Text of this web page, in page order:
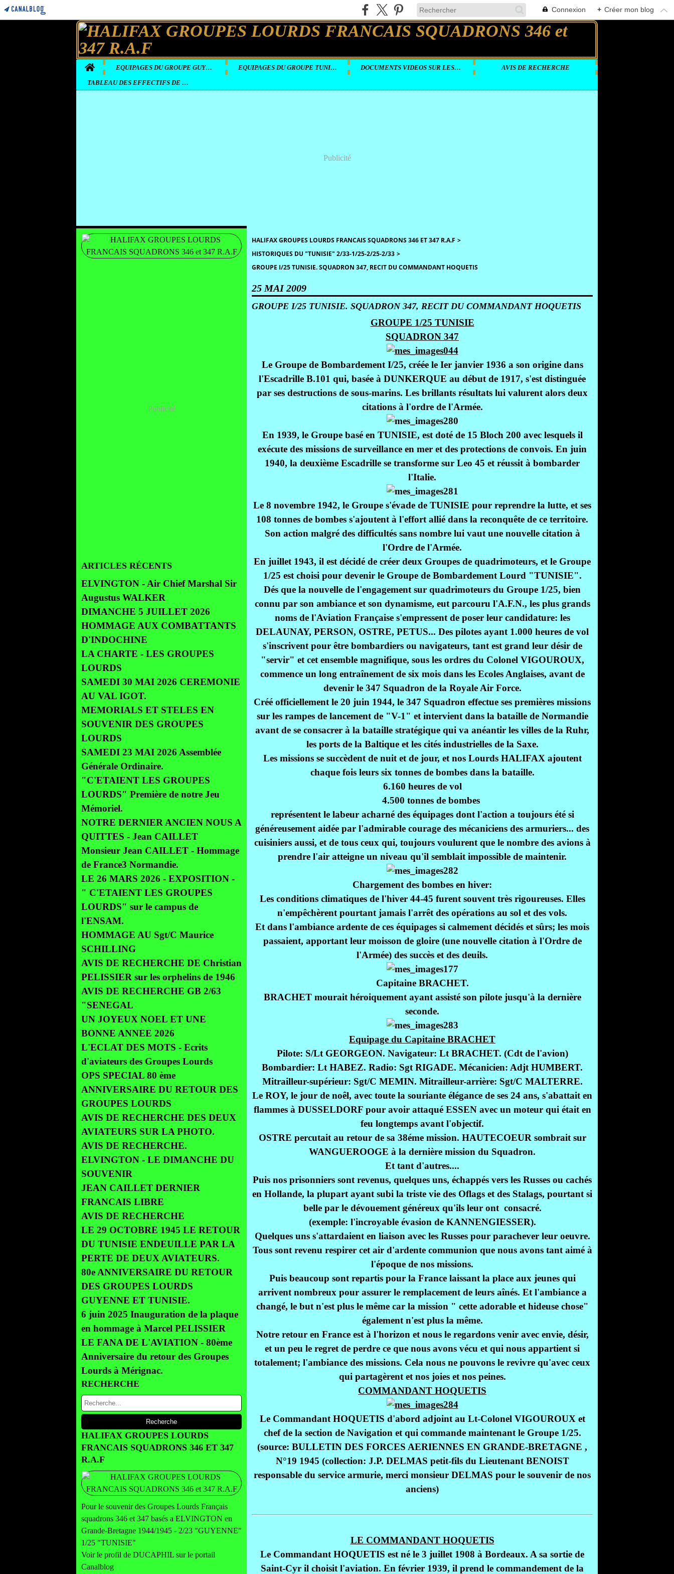
Connexion + Créer mon blog
Home
EQUIPAGES DU GROUPE GUYENNE EQUIPAGES DU GROUPE TUNISIE DOCUMENTS VIDEOS SUR LES GROUPES LOURDS
AVIS DE RECHERCHE
TABLEAU DES EFFECTIFS DE LA BASE D'ELVINGTON
Publicité
Publicité
ARTICLES RÉCENTS
ELVINGTON - Air Chief Marshal Sir
Augustus WALKER
DIMANCHE 5 JUILLET 2026
HOMMAGE AUX COMBATTANTS
D'INDOCHINE
LA CHARTE - LES GROUPES
LOURDS
SAMEDI 30 MAI 2026 CEREMONIE
AU VAL IGOT.
MEMORIALS ET STELES EN
SOUVENIR DES GROUPES
LOURDS
SAMEDI 23 MAI 2026 Assemblée
Générale Ordinaire.
"C'ETAIENT LES GROUPES
LOURDS" Première de notre Jeu
Mémoriel.
NOTRE DERNIER ANCIEN NOUS A
QUITTES - Jean CAILLET
Monsieur Jean CAILLET - Hommage
de France3 Normandie.
LE 26 MARS 2026 - EXPOSITION -
" C'ETAIENT LES GROUPES
LOURDS" sur le campus de
l'ENSAM.
HOMMAGE AU Sgt/C Maurice
SCHILLING
AVIS DE RECHERCHE DE Christian
PELISSIER sur les orphelins de 1946
AVIS DE RECHERCHE GB 2/63
"SENEGAL
UN JOYEUX NOEL ET UNE
BONNE ANNEE 2026
L'ECLAT DES MOTS - Ecrits
d'aviateurs des Groupes Lourds
OPS SPECIAL 80 ème
ANNIVERSAIRE DU RETOUR DES
GROUPES LOURDS
AVIS DE RECHERCHE DES DEUX
AVIATEURS SUR LA PHOTO.
AVIS DE RECHERCHE.
ELVINGTON - LE DIMANCHE DU
SOUVENIR
JEAN CAILLET DERNIER
FRANCAIS LIBRE
AVIS DE RECHERCHE
LE 29 OCTOBRE 1945 LE RETOUR
DU TUNISIE ENDEUILLE PAR LA
PERTE DE DEUX AVIATEURS.
80e ANNIVERSAIRE DU RETOUR
DES GROUPES LOURDS
GUYENNE ET TUNISIE.
6 juin 2025 Inauguration de la plaque
en hommage à Marcel PELISSIER
LE FANA DE L'AVIATION - 80ème
Anniversaire du retour des Groupes
Lourds à Mérignac.
RECHERCHE
HALIFAX GROUPES LOURDS
FRANCAIS SQUADRONS 346 ET 347
R.A.F
Pour le souvenir des Groupes Lourds Français
squadrons 346 et 347 basés a ELVINGTON en
Grande-Bretagne 1944/1945 - 2/23 "GUYENNE"
1/25 "TUNISIE"
Voir le profil de DUCAPHIL sur le portail
Canalblog
HALIFAX GROUPES LOURDS FRANCAIS SQUADRONS 346 ET 347 R.A.F >
HISTORIQUES DU "TUNISIE" 2/33-1/25-2/25-2/33 >
GROUPE I/25 TUNISIE. SQUADRON 347, RECIT DU COMMANDANT HOQUETIS
25 MAI 2009
GROUPE I/25 TUNISIE. SQUADRON 347, RECIT DU COMMANDANT HOQUETIS
GROUPE 1/25 TUNISIE
SQUADRON 347
Le Groupe de Bombardement I/25, créée le Ier janvier 1936 a son origine dans
l'Escadrille B.101 qui, basée à DUNKERQUE au début de 1917, s'est distinguée
par ses destructions de sous-marins. Les brillants résultats lui valurent alors deux
citations à l'ordre de l'Armée.
En 1939, le Groupe basé en TUNISIE, est doté de 15 Bloch 200 avec lesquels il
exécute des missions de surveillance en mer et des protections de convois. En juin
1940, la deuxième Escadrille se transforme sur Leo 45 et réussit à bombarder
l'Italie.
Le 8 novembre 1942, le Groupe s'évade de TUNISIE pour reprendre la lutte, et ses
108 tonnes de bombes s'ajoutent à l'effort allié dans la reconquête de ce territoire.
Son action malgré des difficultés sans nombre lui vaut une nouvelle citation à
l'Ordre de l'Armée.
En juillet 1943, il est décidé de créer deux Groupes de quadrimoteurs, et le Groupe
1/25 est choisi pour devenir le Groupe de Bombardement Lourd "TUNISIE".
Dés que la nouvelle de l'engagement sur quadrimoteurs du Groupe 1/25, bien
connu par son ambiance et son dynamisme, eut parcouru l'A.F.N., les plus grands
noms de l'Aviation Française s'empressent de poser leur candidature: les
DELAUNAY, PERSON, OSTRE, PETUS... Des pilotes ayant 1.000 heures de vol
s'inscrivent pour être bombardiers ou navigateurs, tant est grand leur désir de
"servir" et cet ensemble magnifique, sous les ordres du Colonel VIGOUROUX,
commence un long entraînement de six mois dans les Ecoles Anglaises, avant de
devenir le 347 Squadron de la Royale Air Force.
Créé officiellement le 20 juin 1944, le 347 Squadron effectue ses premières missions
sur les rampes de lancement de "V-1" et intervient dans la bataille de Normandie
avant de se consacrer à la bataille stratégique qui va anéantir les villes de la Ruhr,
les ports de la Baltique et les cités industrielles de la Saxe.
Les missions se succèdent de nuit et de jour, et nos Lourds HALIFAX ajoutent
chaque fois leurs six tonnes de bombes dans la bataille.
6.160 heures de vol
4.500 tonnes de bombes
représentent le labeur acharné des équipages dont l'action a toujours été si
généreusement aidée par l'admirable courage des mécaniciens des armuriers... des
cuisiniers aussi, et de tous ceux qui, toujours voulurent que le nombre des avions à
prendre l'air atteigne un niveau qu'il semblait impossible de maintenir.
Chargement des bombes en hiver:
Les conditions climatiques de l'hiver 44-45 furent souvent très rigoureuses. Elles
n'empêchèrent pourtant jamais l'arrêt des opérations au sol et des vols.
Et dans l'ambiance ardente de ces équipages si calmement décidés et sûrs; les mois
passaient, apportant leur moisson de gloire (une nouvelle citation à l'Ordre de
l'Armée) des succès et des deuils.
Capitaine BRACHET.
BRACHET mourait héroiquement ayant assisté son pilote jusqu'à la dernière
seconde.
Equipage du Capitaine BRACHET
Pilote: S/Lt GEORGEON. Navigateur: Lt BRACHET. (Cdt de l'avion)
Bombardier: Lt HABEZ. Radio: Sgt RIGADE. Mécanicien: Adjt HUMBERT.
Mitrailleur-supérieur: Sgt/C MEMIN. Mitrailleur-arrière: Sgt/C MALTERRE.
Le ROY, le jour de noêl, avec toute la souriante élégance de ses 24 ans, s'abattait en
flammes à DUSSELDORF pour avoir attaqué ESSEN avec un moteur qui était en
feu longtemps avant l'objectif.
OSTRE percutait au retour de sa 38éme mission. HAUTECOEUR sombrait sur
WANGUEROOGE à la dernière mission du Squadron.
Et tant d'autres....
Puis nos prisonniers sont revenus, quelques uns, échappés vers les Russes ou cachés
en Hollande, la plupart ayant subi la triste vie des Oflags et des Stalags, pourtant si
belle par le dévouement généreux qu'ils leur ont consacré.
(exemple: l'incroyable évasion de KANNENGIESSER).
Quelques uns s'attardaient en liaison avec les Russes pour parachever leur oeuvre.
Tous sont revenu respirer cet air d'ardente communion que nous avons tant aimé à
l'époque de nos missions.
Puis beaucoup sont repartis pour la France laissant la place aux jeunes qui
arrivent nombreux pour assurer le remplacement de leurs aînés. Et l'ambiance a
changé, le but n'est plus le même car la mission " cette adorable et hideuse chose"
également n'est plus la même.
Notre retour en France est à l'horizon et nous le regardons venir avec envie, désir,
et un peu le regret de perdre ce que nous avons vécu et qui nous appartient si
totalement; l'ambiance des missions. Cela nous ne pouvons le revivre qu'avec ceux
qui partagèrent et nos joies et nos peines.
COMMANDANT HOQUETIS
Le Commandant HOQUETIS d'abord adjoint au Lt-Colonel VIGOUROUX et
chef de la section de Navigation et qui commande maintenant le Groupe 1/25.
(source: BULLETIN DES FORCES AERIENNES EN GRANDE-BRETAGNE ,
N°19 1945 (collection: J.P. DELMAS petit-fils du Lieutenant BENOIST
responsable du service armurie, merci monsieur DELMAS pour le souvenir de nos
anciens)
LE COMMANDANT HOQUETIS
Le Commandant HOQUETIS est né le 3 juillet 1908 à Bordeaux. A sa sortie de
Saint-Cyr il choisit l'aviation. En février 1939, il prend le commandement de la